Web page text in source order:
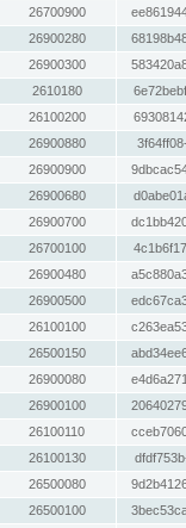
26700900
26900280
26900300
2610180
26100200
26900880
26900900
26900680
26900700
26700100
26900480
26900500
26100100
26500150
26900080
26900100
26100110
26100130
26500080
26500100